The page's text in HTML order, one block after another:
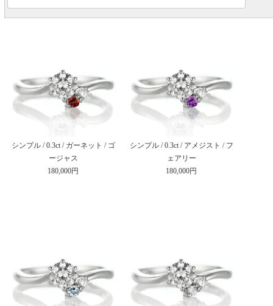
シンプル / 0.3ct / ガーネット / ゴ
ージャス
180,000円
シンプル / 0.3ct / アメジスト / フ
ェアリー
180,000円